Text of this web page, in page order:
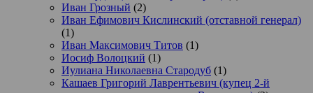
Иван Грозный (2)
Иван Ефимович Кислинский (отставной генерал)
(1)
Иван Максимович Титов (1)
Иосиф Волоцкий (1)
Иулиана Николаевна Стародуб (1)
Кашаев Григорий Лаврентьевич (купец 2-й